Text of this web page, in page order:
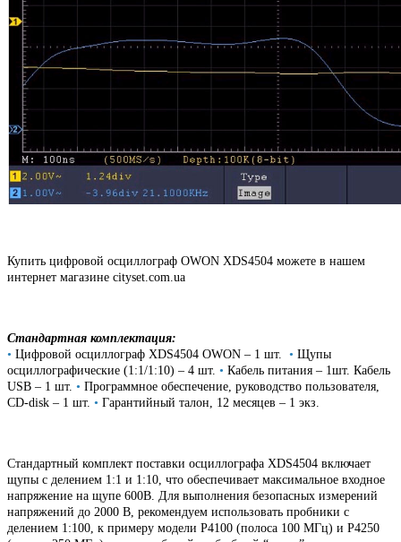
Купить цифровой осциллограф OWON XDS4504 можете в нашем
интернет магазине cityset.com.ua
Стандартная комплектация:
• Цифровой осциллограф XDS4504 OWON – 1 шт. • Щупы
осциллографические (1:1/1:10) – 4 шт. • Кабель питания – 1шт. Кабель
USB – 1 шт. • Программное обеспечение, руководство пользователя,
CD-disk – 1 шт. • Гарантийный талон, 12 месяцев – 1 экз.
Стандартный комплект поставки осциллографа XDS4504 включает
щупы с делением 1:1 и 1:10, что обеспечивает максимальное входное
напряжение на щупе 600В. Для выполнения безопасных измерений
напряжений до 2000 В, рекомендуем использовать пробники с
делением 1:100, к примеру модели P4100 (полоса 100 МГц) и P4250